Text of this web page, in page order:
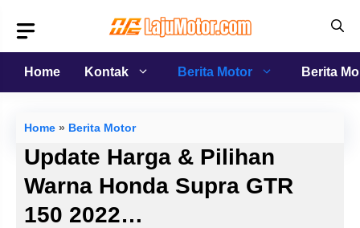
isi
Home
Kontak Berita Motor Berita
Home » Berita Motor
Update Harga & Pilihan
Warna Honda Supra GTR
150 2022…